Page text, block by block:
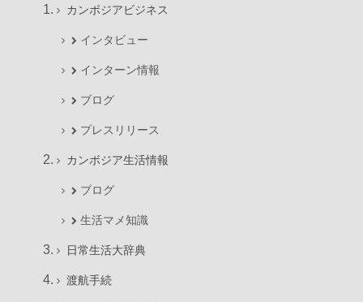
カンボジアビジネス
インタビュー
インターン情報
ブログ
プレスリリース
カンボジア生活情報
ブログ
生活マメ知識
日常生活大辞典
渡航手続